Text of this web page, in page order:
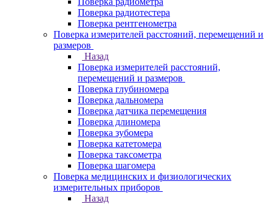
Поверка радиотестера
Поверка рентгенометра
Поверка измерителей расстояний, перемещений и
размеров
Назад
Поверка измерителей расстояний,
перемещений и размеров
Поверка глубиномера
Поверка дальномера
Поверка датчика перемещения
Поверка длиномера
Поверка зубомера
Поверка катетомера
Поверка таксометра
Поверка шагомера
Поверка медицинских и физиологических
измерительных приборов
Назад